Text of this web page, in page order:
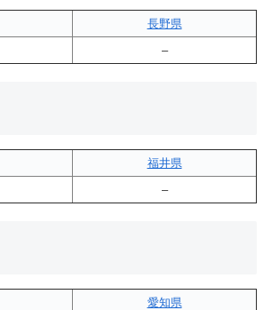
長野県
–
福井県
–
愛知県